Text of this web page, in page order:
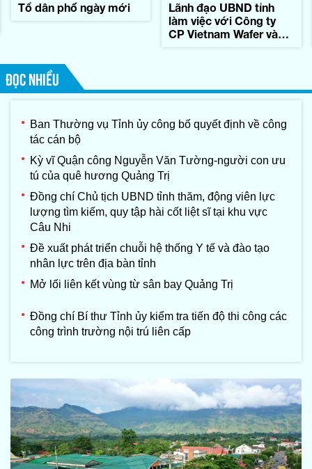
Tổ dân phố ngày mới
Lãnh đạo UBND tỉnh
làm việc với Công ty
CP Vietnam Wafer và
ĐỌC NHIỀU
Ban Thường vụ Tỉnh ủy công bố quyết định về công
tác cán bộ
Kỳ vĩ Quận công Nguyễn Văn Tường-người con ưu
tú của quê hương Quảng Trị
Đồng chí Chủ tịch UBND tỉnh thăm, động viên lực
lượng tìm kiếm, quy tập hài cốt liệt sĩ tại khu vực
Câu Nhi
Đề xuất phát triển chuỗi hệ thống Y tế và đào tạo
nhân lực trên địa bàn tỉnh
Mở lối liên kết vùng từ sân bay Quảng Trị
Đồng chí Bí thư Tỉnh ủy kiểm tra tiến độ thi công các
công trình trường nội trú liên cấp